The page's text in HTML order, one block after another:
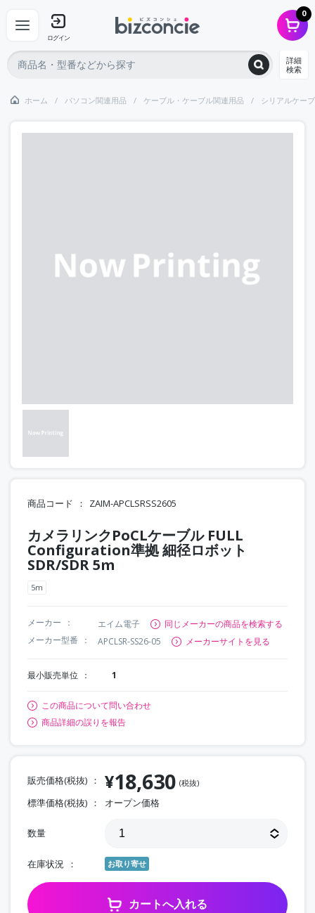
ログイン
0
詳細
検索
ホーム パソコン関連用品 ケーブル・ケーブル関連用品 シリアルケー
商品コード ZAIM-APCLSRSS2605
カメラリンクPoCLケーブル FULL
Configuration準拠 細径ロボット
SDR/SDR 5m
5m
メーカー エイム電子
同じメーカーの商品を検索する
メーカー型番
APCLSR-SS26-05 メーカーサイトを見る
最小販売単位 1
この商品について問い合わせ
商品詳細の誤りを報告
販売価格(税抜) ¥18,630 (税抜)
標準価格(税抜) オープン価格
数量
在庫状況 お取り寄せ
カートへ入れる